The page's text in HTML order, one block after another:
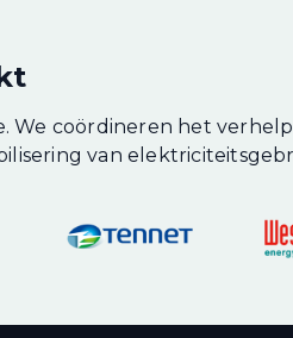
We coördineren het
van